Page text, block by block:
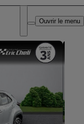
DEALER NAME
Ouvrir le menu